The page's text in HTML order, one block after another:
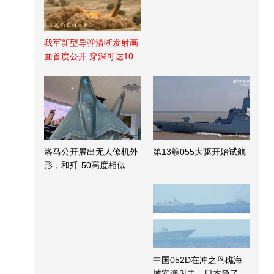
我军新型导弹清晰发射画
面首度公开 穿深可达10
洛马公开展出无人僚机外
形，和歼-50高度相似
第13艘055大驱开始试航
中国052D在冲之鸟礁海